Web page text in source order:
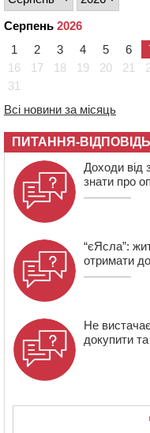
09:08 Встановити
08:22
“На щиті” у
полеглий біля
сплатили на
06 СЕРПНЯ 2026,
21:13 Вісім медалей, з
спортсмени
Серпень 2026
1
2 3 4 5 6
16
17 18 19 20 21
31
Всі новини за місяць
ПИТАННЯ-ВІДПОВІДЬ
Доходи від
знати про
“єЯсла”:
отримати
Не
докупити